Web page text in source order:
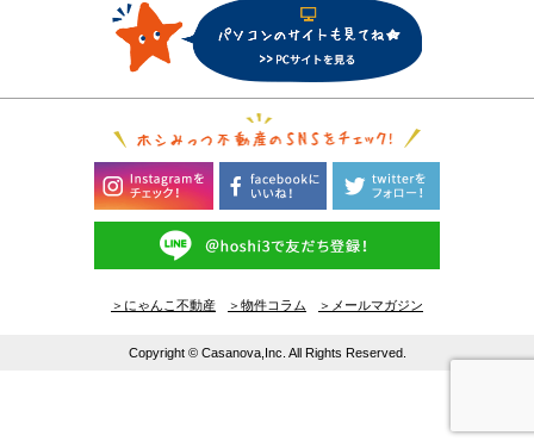
＞にゃんこ不動産 ＞物件コラム ＞メールマガジン
Copyright © Casanova,Inc. All Rights Reserved.